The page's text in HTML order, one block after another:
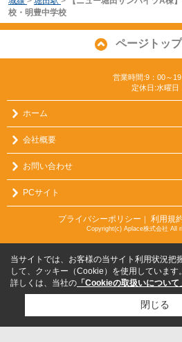
校・明豊中学校
ページトッ
営業時間:9：00～
定休日:水曜日
ホーム
会社概要
お問い合わせ
PCサイト
プライバシーポリシー ｜ 利用規
Copyright(c) Aplace株式会社 All
当サイトでは、お客様の当サイト利用状況把
して、クッキー（Cookie）を使用しています。
詳しくは、当社の 「Cookieの取扱いについて
閉じる